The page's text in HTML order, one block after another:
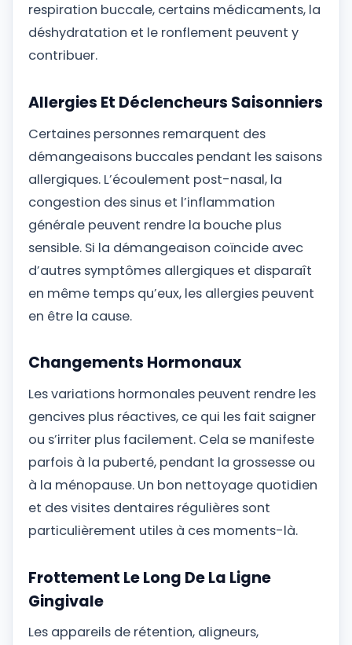
respiration buccale, certains médicaments, la
déshydratation et le ronflement peuvent y
contribuer.
Allergies Et Déclencheurs Saisonniers
Certaines personnes remarquent des
démangeaisons buccales pendant les saisons
allergiques. L’écoulement post-nasal, la
congestion des sinus et l’inflammation
générale peuvent rendre la bouche plus
sensible. Si la démangeaison coïncide avec
d’autres symptômes allergiques et disparaît
en même temps qu’eux, les allergies peuvent
en être la cause.
Changements Hormonaux
Les variations hormonales peuvent rendre les
gencives plus réactives, ce qui les fait saigner
ou s’irriter plus facilement. Cela se manifeste
parfois à la puberté, pendant la grossesse ou
à la ménopause. Un bon nettoyage quotidien
et des visites dentaires régulières sont
particulièrement utiles à ces moments-là.
Frottement Le Long De La Ligne
Gingivale
Les appareils de rétention, aligneurs,